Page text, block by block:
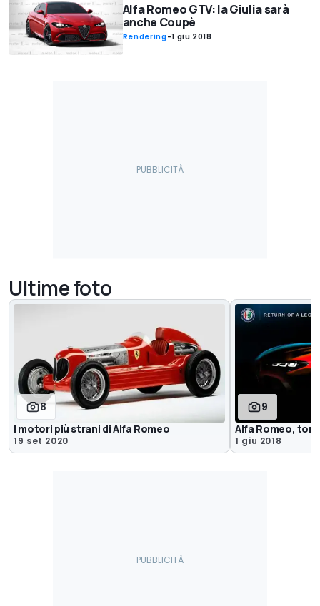
Alfa Romeo GTV: la Giulia sarà
anche Coupè
Rendering-1 giu 2018
Ultime foto
8
I motori più strani di Alfa Romeo
19 set 2020
9
Alfa Romeo,
1 giu 2018